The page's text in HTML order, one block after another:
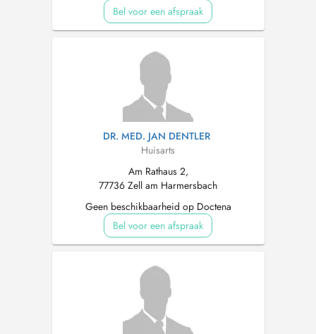
Bel voor een afspraak
DR. MED. JAN DENTLER
Huisarts
Am Rathaus 2,
77736 Zell am Harmersbach
Geen beschikbaarheid op Doctena
Bel voor een afspraak